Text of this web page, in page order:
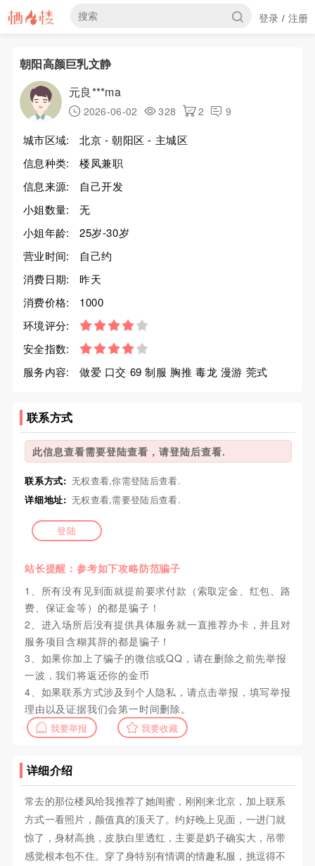
登录 / 注册
朝阳高颜巨乳文静
元良***ma
2026-06-02 328 2 9
城市区域:
北京 - 朝阳区 - 主城区
信息种类:
楼凤兼职
信息来源:
自己开发
小姐数量:
无
小姐年龄:
25岁-30岁
营业时间:
自己约
消费日期:
昨天
消费价格:
1000
环境评分:
安全指数:
服务内容:
做爱 口交 69 制服 胸推 毒龙 漫游 莞式
联系方式
此信息查看需要登陆查看，请登陆后查看.
联系方式: 无权查看,你需登陆后查看.
详细地址: 无权查看,需要登陆后查看.
登陆
站长提醒：参考如下攻略防范骗子
1、所有没有见到面就提前要求付款（索取定金、红包、路
费、保证金等）的都是骗子！
2、进入场所后没有提供具体服务就一直推荐办卡，并且对
服务项目含糊其辞的都是骗子！
3、如果你加上了骗子的微信或QQ，请在删除之前先举报
一波，我们将返还你的金币
4、如果联系方式涉及到个人隐私，请点击举报，填写举报
理由以及证据我们会第一时间删除。
我要举报 我要收藏
详细介绍
常去的那位楼凤给我推荐了她闺蜜，刚刚来北京，加上联系
方式一看照片，颜值真的顶天了。约好晚上见面，一进门就
惊了，身材高挑，皮肤白里透红，主要是奶子确实大，吊带
感觉根本包不住。穿了身特别有情调的情趣私服，挑逗得不